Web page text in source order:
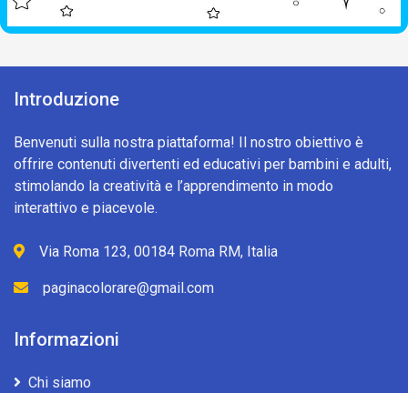
Introduzione
Benvenuti sulla nostra piattaforma! Il nostro obiettivo è
offrire contenuti divertenti ed educativi per bambini e adulti,
stimolando la creatività e l’apprendimento in modo
interattivo e piacevole.
Via Roma 123, 00184 Roma RM, Italia
paginacolorare@gmail.com
Informazioni
Chi siamo